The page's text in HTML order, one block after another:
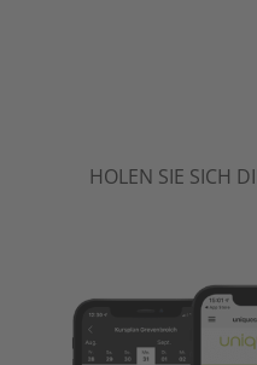
HOLEN SIE SICH